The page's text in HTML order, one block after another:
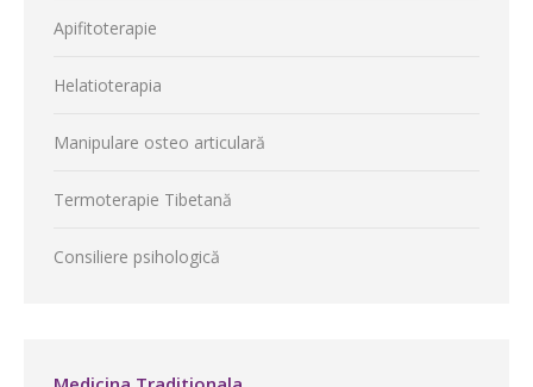
Apifitoterapie
Helatioterapia
Manipulare osteo articulară
Termoterapie Tibetană
Consiliere psihologică